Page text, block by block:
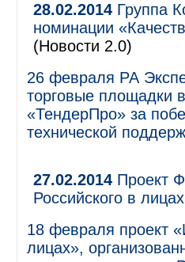
28.02.2014 Группа
номинации
(Новости 2.0)
26 февраля РА
торговые площадки
«ТендерПро» за
технической
27.02.2014 Проект
Российского в
18 февраля проект
лицах»,